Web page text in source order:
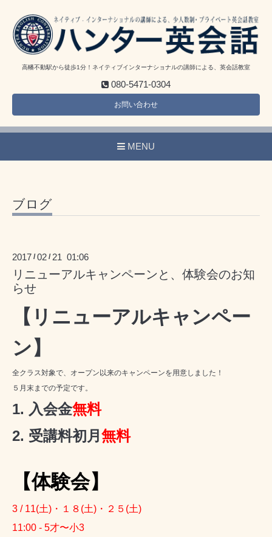
高幡不動駅から徒歩1分！ネイティブインターナショナルの講師による、英会話教室
080-5471-0304
お問い合わせ
MENU
ブログ
2017 /02 / 21 01:06
リニューアルキャンペーンと、体験会のお知
らせ
【リニューアルキャンペー
ン】
全クラス対象で、オープン以来のキャンペーンを用意しました！
５月末までの予定です。
1. 入会金無料
2. 受講料初月 無料
【体験会】
3 / 11(土)・１８(土)・２５(土)
11:00 - 5才〜小3